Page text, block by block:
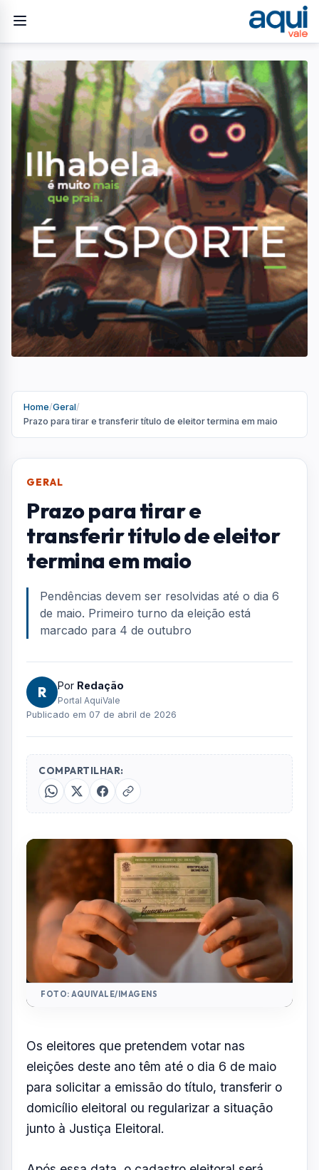
Home/Geral/
Prazo para tirar e transferir título de eleitor termina em maio
GERAL
Prazo para tirar e
transferir título de eleitor
termina em maio
R
Publicado em 07 de abril de 2026
COMPARTILHAR:
Os eleitores que pretendem votar nas
para solicitar a emissão do título, transferir o
domicílio eleitoral ou regularizar a situação
junto à Justiça Eleitoral.
Após essa data, o cadastro eleitoral será
encerrado, conforme determina a legislação,
que prevê o fechamento do sistema 150 dias
antes do primeiro turno.
Neste ano, o primeiro turno das eleições está
marcado para o dia 4 de outubro, enquanto o
segundo turno deve ocorrer em 25 de
outubro.
de brasileiros compareçam às urnas para